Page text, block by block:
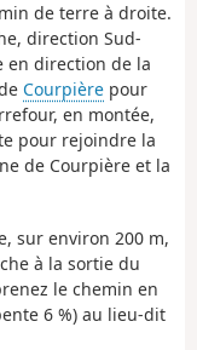
de terre à droite.
direction Sud-
en direction de la
Courpière pour
en montée,
pour rejoindre la
de Courpière et la
sur environ 200 m,
à la sortie du
le chemin en
6 %) au lieu-dit